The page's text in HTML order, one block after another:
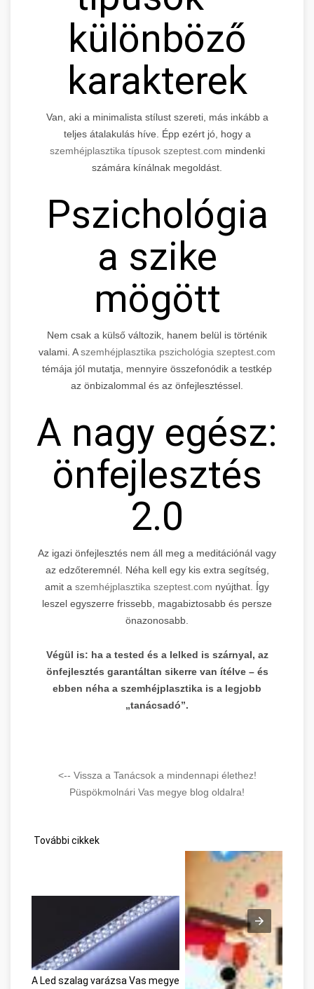
különböző
karakterek
Van, aki a minimalista stílust szereti, más inkább a
teljes átalakulás híve. Épp ezért jó, hogy a
szemhéjplasztika típusok szeptest.com mindenki
számára kínálnak megoldást.
Pszichológia
a szike
mögött
Nem csak a külső változik, hanem belül is történik
valami. Aszemhéjplasztika pszichológia szeptest.com
témája jól mutatja, mennyire összefonódik a testkép
az önbizalommal és az önfejlesztéssel.
A nagy egész:
önfejlesztés
2.0
Az igazi önfejlesztés nem áll meg a meditációnál vagy
az edzőteremnél. Néha kell egy kis extra segítség,
amit a szemhéjplasztika szeptest.com nyújthat. Így
leszel egyszerre frissebb, magabiztosabb és persze
önazonosabb.
Végül is: ha a tested és a lelked is szárnyal, az
önfejlesztés garantáltan sikerre van ítélve – és
ebben néha a szemhéjplasztika is a legjobb
„tanácsadó”.
<-- Vissza a Tanácsok a mindennapi élethez!
Püspökmolnári Vas megye blog oldalra!
További cikkek
A Led szalag varázsa Vas megye